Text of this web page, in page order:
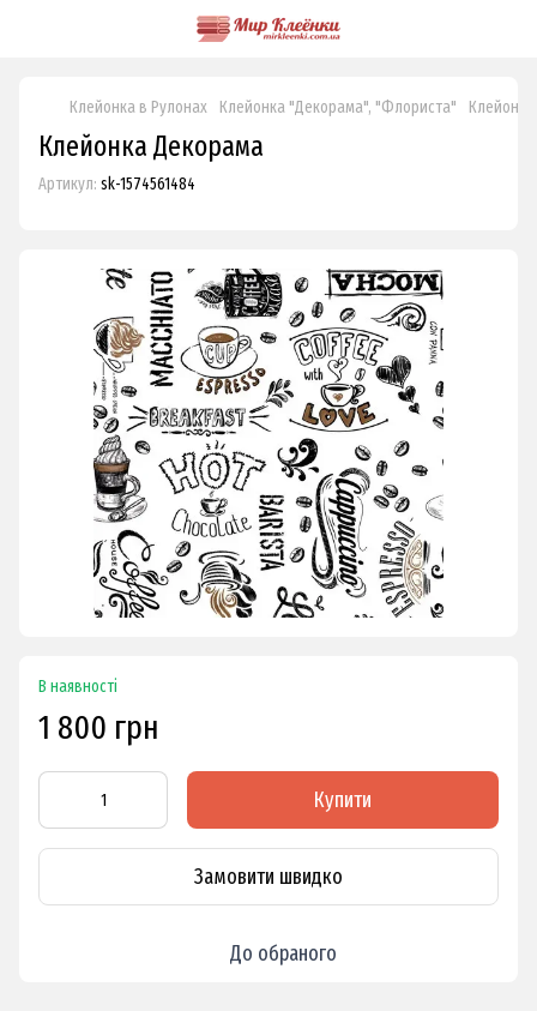
Клейонка в Рулонах Клейонка "Декорама", "Флориста"
Клейонка Декорама
Артикул: sk-1574561484
В наявності
1 800 грн
Купити
Замовити швидко
До обраного